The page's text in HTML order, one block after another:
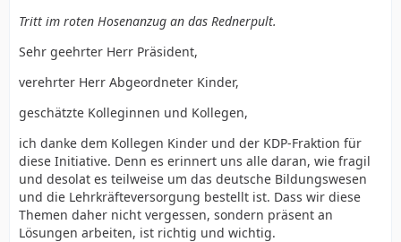
Tritt im roten Hosenanzug an das Rednerpult.
Sehr geehrter Herr Präsident,
verehrter Herr Abgeordneter Kinder,
geschätzte Kolleginnen und Kollegen,
ich danke dem Kollegen Kinder und der KDP-Fraktion für
diese Initiative. Denn es erinnert uns alle daran, wie fragil
und desolat es teilweise um das deutsche Bildungswesen
und die Lehrkräfteversorgung bestellt ist. Dass wir diese
Themen daher nicht vergessen, sondern präsent an
Lösungen arbeiten, ist richtig und wichtig.